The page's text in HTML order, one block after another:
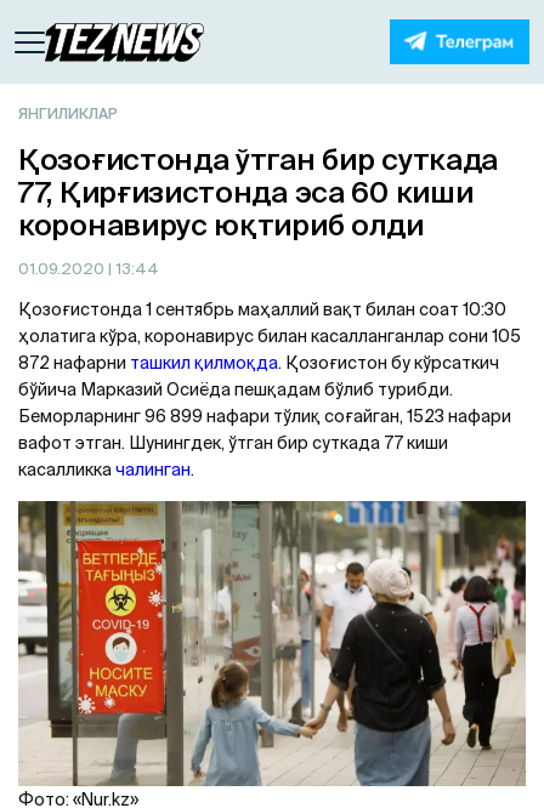
ЯНГИЛИКЛАР
Қозоғистонда ўтган бир суткада
77, Қирғизистонда эса 60 киши
коронавирус юқтириб олди
01.09.2020 | 13:44
Қозоғистонда 1 сентябрь маҳаллий вақт билан соат 10:30
ҳолатига кўра, коронавирус билан касалланганлар сони 105
872 нафарни ташкил қилмоқда. Қозоғистон бу кўрсаткич
бўйича Марказий Осиёда пешқадам бўлиб турибди.
Беморларнинг 96 899 нафари тўлиқ соғайган, 1523 нафари
вафот этган. Шунингдек, ўтган бир суткада 77 киши
касалликкачалинган.
Фото: «Nur.kz»